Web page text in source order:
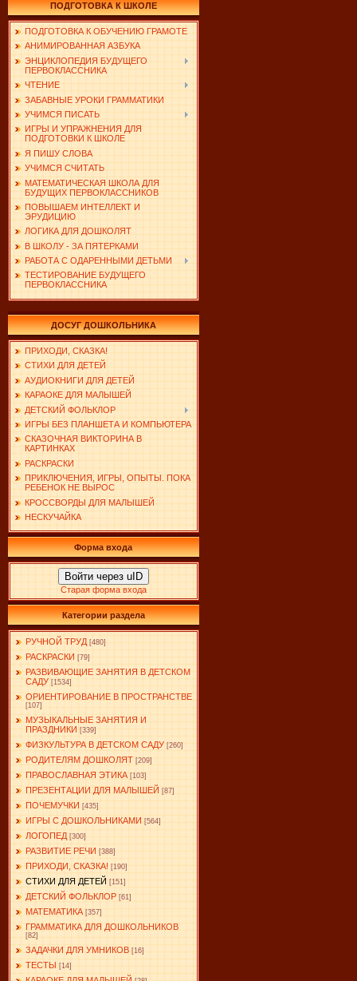
ПОДГОТОВКА К ШКОЛЕ
ПОДГОТОВКА К ОБУЧЕНИЮ ГРАМОТЕ
АНИМИРОВАННАЯ АЗБУКА
ЭНЦИКЛОПЕДИЯ БУДУЩЕГО
ПЕРВОКЛАССНИКА
ЧТЕНИЕ
ЗАБАВНЫЕ УРОКИ ГРАММАТИКИ
УЧИМСЯ ПИСАТЬ
ИГРЫ И УПРАЖНЕНИЯ ДЛЯ
ПОДГОТОВКИ К ШКОЛЕ
Я ПИШУ СЛОВА
УЧИМСЯ СЧИТАТЬ
МАТЕМАТИЧЕСКАЯ ШКОЛА ДЛЯ
БУДУЩИХ ПЕРВОКЛАССНИКОВ
ПОВЫШАЕМ ИНТЕЛЛЕКТ И
ЭРУДИЦИЮ
ЛОГИКА ДЛЯ ДОШКОЛЯТ
В ШКОЛУ - ЗА ПЯТЕРКАМИ
РАБОТА С ОДАРЕННЫМИ ДЕТЬМИ
ТЕСТИРОВАНИЕ БУДУЩЕГО
ПЕРВОКЛАССНИКА
ДОСУГ ДОШКОЛЬНИКА
ПРИХОДИ, СКАЗКА!
СТИХИ ДЛЯ ДЕТЕЙ
АУДИОКНИГИ ДЛЯ ДЕТЕЙ
КАРАОКЕ ДЛЯ МАЛЫШЕЙ
ДЕТСКИЙ ФОЛЬКЛОР
ИГРЫ БЕЗ ПЛАНШЕТА И КОМПЬЮТЕРА
СКАЗОЧНАЯ ВИКТОРИНА В
КАРТИНКАХ
РАСКРАСКИ
ПРИКЛЮЧЕНИЯ, ИГРЫ, ОПЫТЫ. ПОКА
РЕБЕНОК НЕ ВЫРОС
КРОССВОРДЫ ДЛЯ МАЛЫШЕЙ
НЕСКУЧАЙКА
Форма входа
Войти через uID
Старая форма входа
Категории раздела
РУЧНОЙ ТРУД [480]
РАСКРАСКИ [79]
РАЗВИВАЮЩИЕ ЗАНЯТИЯ В ДЕТСКОМ
САДУ [1534]
ОРИЕНТИРОВАНИЕ В ПРОСТРАНСТВЕ
[107]
МУЗЫКАЛЬНЫЕ ЗАНЯТИЯ И
ПРАЗДНИКИ [339]
ФИЗКУЛЬТУРА В ДЕТСКОМ САДУ [260]
РОДИТЕЛЯМ ДОШКОЛЯТ [209]
ПРАВОСЛАВНАЯ ЭТИКА [103]
ПРЕЗЕНТАЦИИ ДЛЯ МАЛЫШЕЙ [87]
ПОЧЕМУЧКИ [435]
ИГРЫ С ДОШКОЛЬНИКАМИ [564]
ЛОГОПЕД [300]
РАЗВИТИЕ РЕЧИ [388]
ПРИХОДИ, СКАЗКА! [190]
СТИХИ ДЛЯ ДЕТЕЙ [151]
ДЕТСКИЙ ФОЛЬКЛОР [61]
МАТЕМАТИКА [357]
ГРАММАТИКА ДЛЯ ДОШКОЛЬНИКОВ
[82]
ЗАДАЧКИ ДЛЯ УМНИКОВ [16]
ТЕСТЫ [14]